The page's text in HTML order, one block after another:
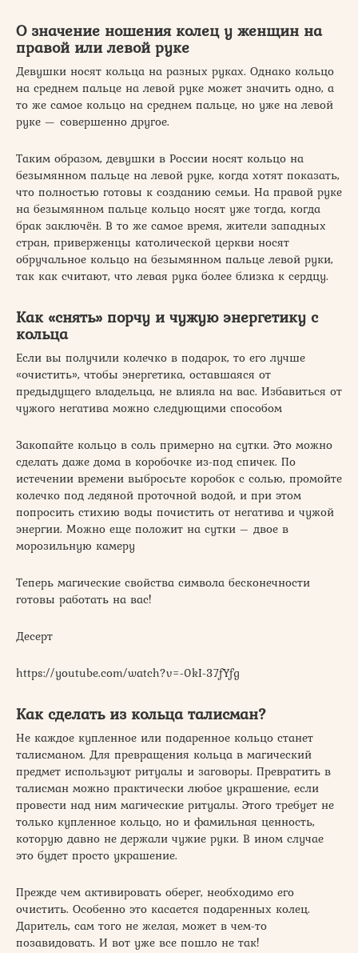
О значение ношения колец у женщин на
правой или левой руке
Девушки носят кольца на разных руках. Однако кольцо
на среднем пальце на левой руке может значить одно, а
то же самое кольцо на среднем пальце, но уже на левой
руке — совершенно другое.
Таким образом, девушки в России носят кольцо на
безымянном пальце на левой руке, когда хотят показать,
что полностью готовы к созданию семьи. На правой руке
на безымянном пальце кольцо носят уже тогда, когда
брак заключён. В то же самое время, жители западных
стран, приверженцы католической церкви носят
обручальное кольцо на безымянном пальце левой руки,
так как считают, что левая рука более близка к сердцу.
Как «снять» порчу и чужую энергетику с
кольца
Если вы получили колечко в подарок, то его лучше
«очистить», чтобы энергетика, оставшаяся от
предыдущего владельца, не влияла на вас. Избавиться от
чужого негатива можно следующими способом
Закопайте кольцо в соль примерно на сутки. Это можно
сделать даже дома в коробочке из-под спичек. По
истечении времени выбросьте коробок с солью, промойте
колечко под ледяной проточной водой, и при этом
попросить стихию воды почистить от негатива и чужой
энергии. Можно еще положит на сутки – двое в
морозильную камеру
Теперь магические свойства символа бесконечности
готовы работать на вас!
Десерт
https://youtube.com/watch?v=-0kI-37fYfg
Как сделать из кольца талисман?
Не каждое купленное или подаренное кольцо станет
талисманом. Для превращения кольца в магический
предмет используют ритуалы и заговоры. Превратить в
талисман можно практически любое украшение, если
провести над ним магические ритуалы. Этого требует не
только купленное кольцо, но и фамильная ценность,
которую давно не держали чужие руки. В ином случае
это будет просто украшение.
Прежде чем активировать оберег, необходимо его
очистить. Особенно это касается подаренных колец.
Даритель, сам того не желая, может в чем-то
позавидовать. И вот уже все пошло не так!